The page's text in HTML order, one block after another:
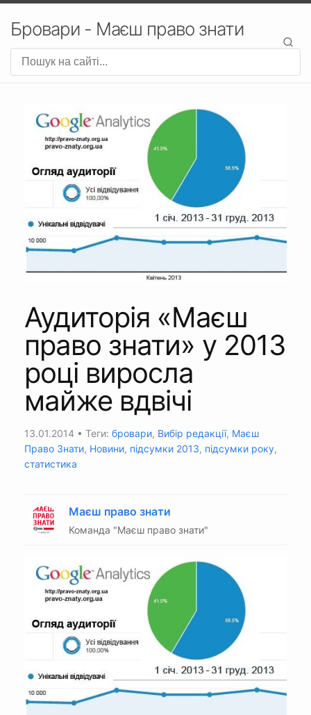
Бровари - Маєш право знати
Аудиторія «Маєш
право знати» у 2013
році виросла
майже вдвічі
13.01.2014 • Теги: бровари, Вибір редакції, Маєш
Право Знати, Новини, підсумки 2013, підсумки року,
статистика
Маєш право знати
Команда "Маєш право знати"